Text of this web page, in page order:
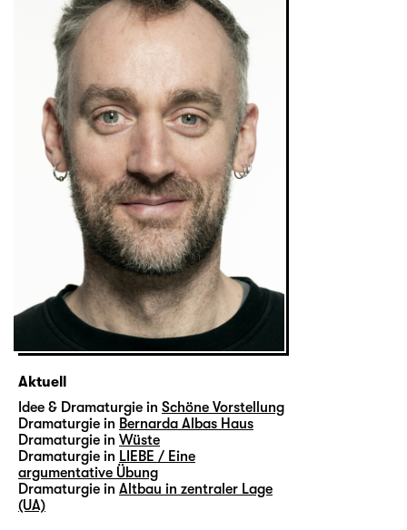
Aktuell
Idee & Dramaturgie in Schöne Vorstellung
Dramaturgie in Bernarda Albas Haus
Dramaturgie in Wüste
Dramaturgie in LIEBE / Eine
argumentative Übung
Dramaturgie in Altbau in zentraler Lage
(UA)